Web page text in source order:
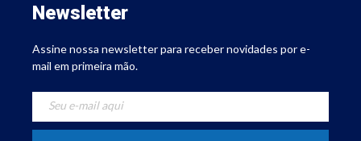
Newsletter
Assine nossa newsletter para receber novidades por e-
mail em primeira mão.